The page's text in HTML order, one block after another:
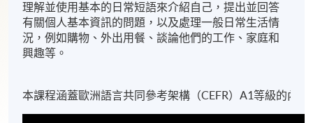
理解並使用基本的日常短語來介紹自己，提出並回答
有關個人基本資訊的問題，以及處理一般日常生活情
況，例如購物、外出用餐、談論他們的工作、家庭和
興趣等。
本課程涵蓋歐洲語言共同參考架構（CEFR）A1等級的內容